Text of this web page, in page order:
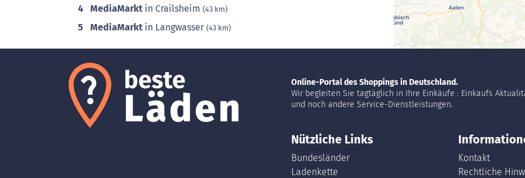
4 MediaMarkt in Crailsheim (43 km)
5 MediaMarkt in Langwasser (43 km)
Online-Portal des Shoppings in Deutschland.
Wir begleiten Sie tagtäglich in Ihre Einkäufe : Einkaufs
und noch andere Service-Dienstleistungen.
Nützliche Links
Bundesländer
Ladenkette
Kontakt
Rechtliche